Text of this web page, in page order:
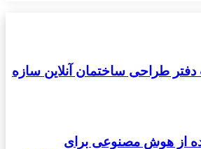
طراحی ساختمان آنلاین سازه
از هوش مصنوعی برای